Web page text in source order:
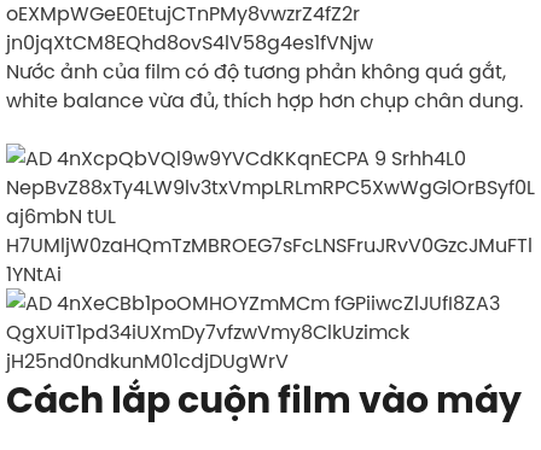
Nước ảnh của film có độ tương phản không quá gắt,
white balance vừa đủ, thích hợp hơn chụp chân dung.
Cách lắp cuộn film vào máy